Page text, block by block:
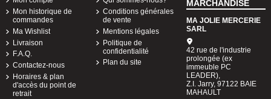
Mon historique de
commandes
Ma Wishlist
Livraison
F.A.Q.
Contactez-nous
Horaires & plan
d'accès du point de
retrait
Conditions générales
de vente
Mentions légales
Politique de
confidentialité
Plan du site
MARCHANDISE
MA JOLIE MERCERIE
SARL
42 rue de l'industrie
prolongée (ex
immeuble PC
LEADER),
Z.I. Jarry, 97122 BAIE
MAHAULT